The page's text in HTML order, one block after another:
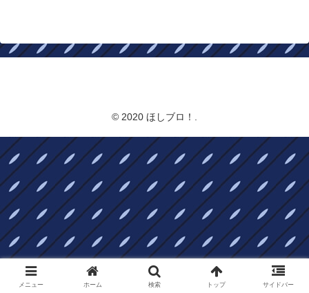
© 2020 ほしブロ！.
メニュー ホーム 検索 トップ サイドバー